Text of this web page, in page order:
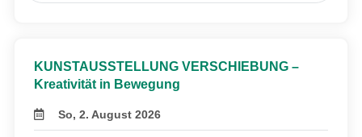
KUNSTAUSSTELLUNG VERSCHIEBUNG –
Kreativität in Bewegung
So, 2. August 2026